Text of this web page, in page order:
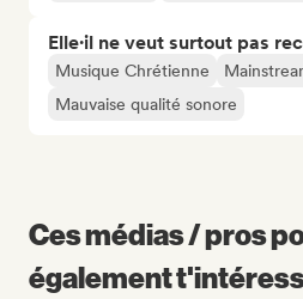
Elle·il ne veut surtout pas
Musique Chrétienne
Mauvaise qualité sonore
Ces médias / pros
également